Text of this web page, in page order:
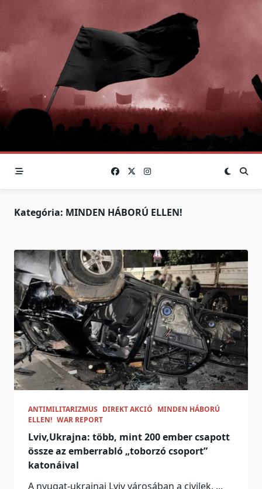
Kategória: MINDEN HÁBORÚ ELLEN!
ANTIMILITARIZMUS DIREKT AKCIÓ MINDEN HÁBORÚ
ELLEN! WAR REPORT
Lviv,Ukrajna: több, mint 200 ember csapott
össze az emberrabló „toborzó csoport”
katonáival
A nyugat-ukrajnai Lviv városában a civilek, ...